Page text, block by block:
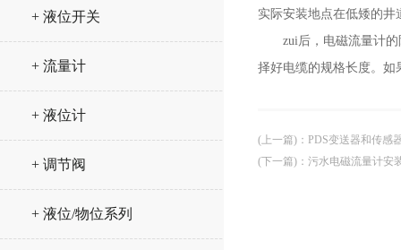
+ 液位开关
+ 流量计
+ 液位计
+ 调节阀
+ 液位/物位系列
实际安装地点在低矮的
zui后，电磁流量计的
择好电缆的规格长度。如
(上一篇) ： PDS变送器和传感
(下一篇) ： 污水电磁流量计安